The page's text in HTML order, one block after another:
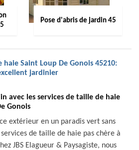
Pose d'abris de jardin 45
haie Saint Loup De Gonois 45210:
jardinier
avec les services de taille de haie
Gonois
extérieur en un paradis vert sans
de taille de haie pas chère à
JBS Elagueur & Paysagiste, nous